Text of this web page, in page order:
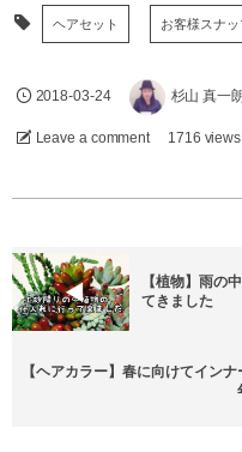
ヘアセット お客様スナッ
2018-03-24 杉山 真一
Leave a comment 1716 views
【植物】雨の
てきました
【ヘアカラー】春に向けてイン